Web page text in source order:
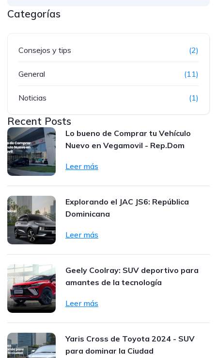
Categorías
Consejos y tips (2)
General (11)
Noticias (1)
Recent Posts
Lo bueno de Comprar tu Vehículo
Nuevo en Vegamovil - Rep.Dom
Leer más
Explorando el JAC JS6: República
Dominicana
Leer más
Geely Coolray: SUV deportivo para
amantes de la tecnología
Leer más
Yaris Cross de Toyota 2024 - SUV
para dominar la Ciudad